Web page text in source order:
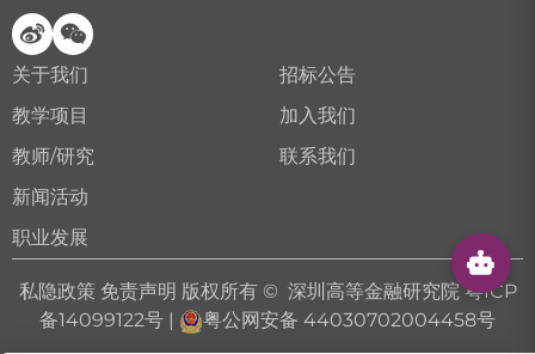
关于我们
教学项目
教师/研究
新闻活动
职业发展
招标公告
加入我们
联系我们
私隐政策 免责声明 版权所有 © 深圳高等金融研究院 粤ICP
备14099122号 | 粤公网安备 44030702004458号